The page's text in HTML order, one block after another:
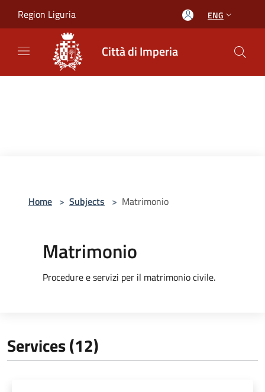
Region Liguria ENG
Città di Imperia
Home > Subjects > Matrimonio
Matrimonio
Procedure e servizi per il matrimonio civile.
Services (12)